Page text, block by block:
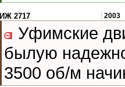
ИЖ 2717 2003
Уфимские
былую
3500 об/м